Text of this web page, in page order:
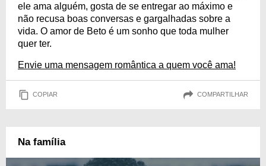
ele ama alguém, gosta de se entregar ao máximo e
não recusa boas conversas e gargalhadas sobre a
vida. O amor de Beto é um sonho que toda mulher
quer ter.
Envie uma mensagem romântica a quem você ama!
COPIAR COMPARTILHAR
Na família